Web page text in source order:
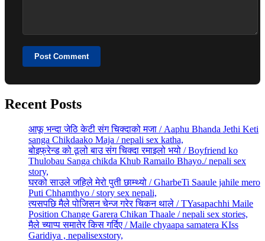
Post Comment
Recent Posts
आफू भन्दा जेठि केटी संग चिक्दाको मजा / Aaphu Bhanda Jethi Keti
sanga Chikdaako Maja / nepali sex katha,
बोइफ्रेन्ड को ठूलो बाउ संग चिक्दा रमाइलो भयो / Boyfriend ko
Thulobau Sanga chikda Khub Ramailo Bhayo./ nepali sex
story,
घरको साउले जहिले मेरो पुती छाम्थ्यो / GharbeTi Saaule jahile mero
Puti Chhamthyo / story sex nepali,
त्यसपछि मैले पोजिसन चेन्ज गरेर चिकन थाले / TYasapachhi Maile
Position Change Garera Chikan Thaale / nepali sex stories,
मैले च्याप्प समातेर किस गर्दिए / Maile chyaapa samatera KIss
Garidiya , nepalisexstory,